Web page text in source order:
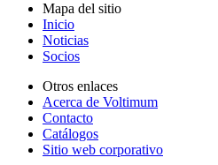
Mapa del sitio
Inicio
Noticias
Socios
Otros enlaces
Acerca de Voltimum
Contacto
Catálogos
Sitio web corporativo